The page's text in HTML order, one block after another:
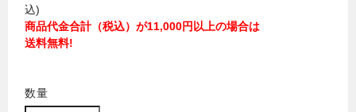
込)
商品代金合計（税込）が11,000円以上の場合は
送料無料!
数量